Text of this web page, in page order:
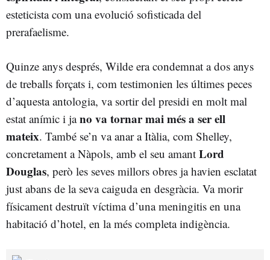
esteticista com una evolució sofisticada del
prerafaelisme.
Quinze anys després, Wilde era condemnat a dos anys
de treballs forçats i, com testimonien les últimes peces
d’aquesta antologia, va sortir del presidi en molt mal
estat anímic i jano va tornar mai més a ser ell
mateix. També se’n va anar a Itàlia, com Shelley,
concretament a Nàpols, amb el seu amant Lord
Douglas, però les seves millors obres ja havien esclatat
just abans de la seva caiguda en desgràcia. Va morir
físicament destruït víctima d’una meningitis en una
habitació d’hotel, en la més completa indigència.